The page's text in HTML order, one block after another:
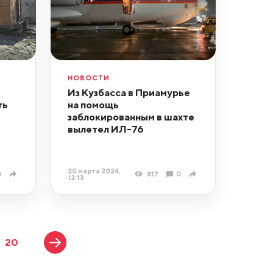
НОВОСТИ
Из Кузбасса в Приамурье
на помощь
заблокированным в шахте
вылетел ИЛ-76
20 марта 2024,
12:13
817 0
20